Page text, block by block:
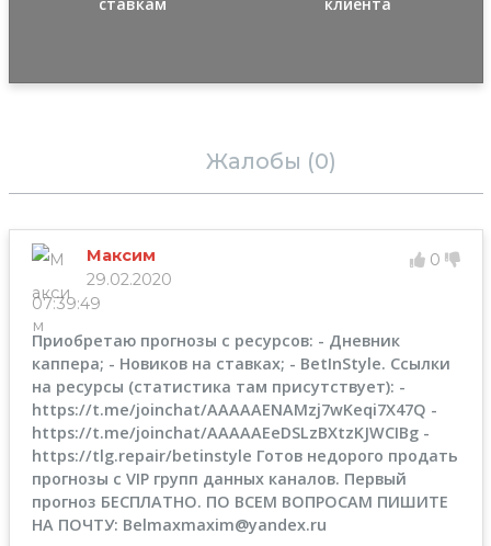
Жалобы (0)
Максим
29.02.2020
07:39:49
0
Приобретаю прогнозы с ресурсов: - Дневник
каппера; - Новиков на ставках; - BetInStyle. Ссылки
на ресурсы (статистика там присутствует): -
https://t.me/joinchat/AAAAAENAMzj7wKeqi7X47Q -
https://t.me/joinchat/AAAAAEeDSLzBXtzKJWCIBg -
https://tlg.repair/betinstyle Готов недорого продать
прогнозы с VIP групп данных каналов. Первый
прогноз БЕСПЛАТНО. ПО ВСЕМ ВОПРОСАМ ПИШИТЕ
НА ПОЧТУ: Belmaxmaxim@yandex.ru